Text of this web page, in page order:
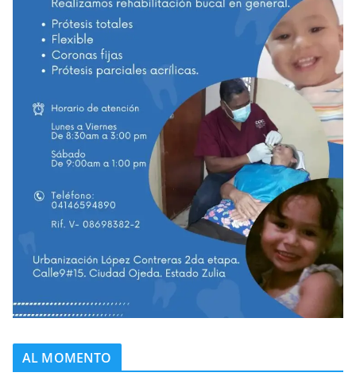
AL MOMENTO